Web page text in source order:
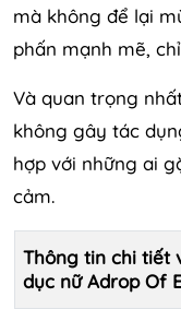
mà không để lại
phấn mạnh mẽ,
Và quan trọng
không gây tác
hợp với những ai
cảm.
Thông tin chi tiết
dục nữ Adrop Of